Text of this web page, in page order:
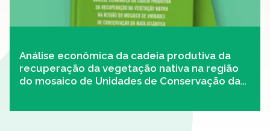
Análise econômica da cadeia produtiva da
recuperação da vegetação nativa na região
do mosaico de Unidades de Conservação da